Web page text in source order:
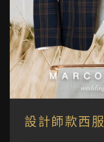
設計師款西服